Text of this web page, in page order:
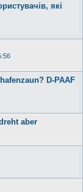
які
D-PAAF
aber